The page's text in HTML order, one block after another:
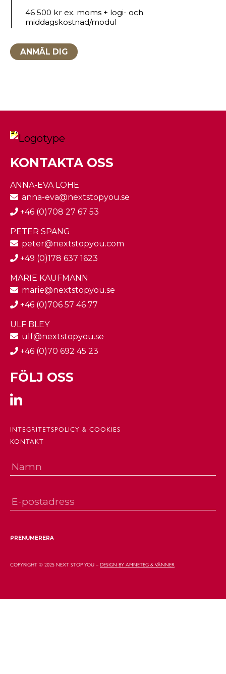
46 500 kr ex. moms + logi- och
middagskostnad/modul
ANMÄL DIG
KONTAKTA OSS
ANNA-EVA LOHE
anna-eva@nextstopyou.se
+46 (0)708 27 67 53
PETER SPANG
peter@nextstopyou.com
+49 (0)178 637 1623
MARIE KAUFMANN
marie@nextstopyou.se
+46 (0)706 57 46 77
ULF BLEY
ulf@nextstopyou.se
+46 (0)70 692 45 23
FÖLJ OSS
INTEGRITETSPOLICY & COOKIES
KONTAKT
COPYRIGHT © 2025 NEXT STOP YOU – DESIGN BY AMNETEG & VÄNNER